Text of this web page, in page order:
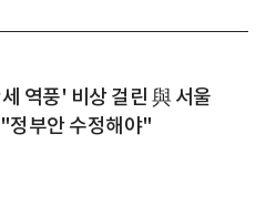
역풍' 비상 걸린 與 서울
정부안 수정해야"